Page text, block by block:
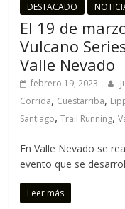
DESTACADO
El 19 de
Vulcano
Valle Nevado
febrero 19, 2023
Corrida, Cuestarriba,
Santiago,Trail Running,
En Valle Nevado se
evento que se
Leer más